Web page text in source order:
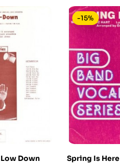
Down Spring Is Here
-15%